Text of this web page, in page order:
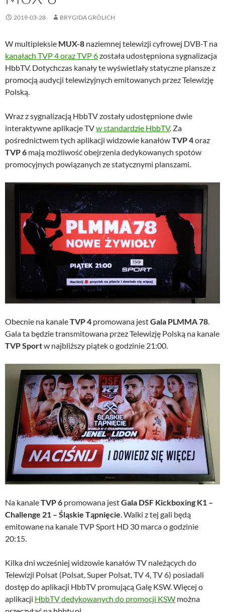
2019-03-28 BRYGIDA GRÖLICH
W multipleksie MUX-8 naziemnej telewizji cyfrowej DVB-T na
kanałach TVP 4 oraz TVP 6została udostępniona sygnalizacja
HbbTV. Dotychczas kanały te wyświetlały statyczne plansze z
promocją audycji telewizyjnych emitowanych przez Telewizję
Polską.
Wraz z sygnalizacją HbbTV zostały udostępnione dwie
interaktywne aplikacje TVw standardzie HbbTV. Za
pośrednictwem tych aplikacji widzowie kanałówTVP 4oraz
TVP 6 mają możliwość obejrzenia dedykowanych spotów
promocyjnych powiązanych ze statycznymi planszami.
Obecnie na kanaleTVP 4 promowana jestGala PLMMA 78
Gala ta będzie transmitowana przez Telewizję Polską na kanale
TVP Sportw najbliższy piątek o godzinie 21:00.
Na kanaleTVP 6 promowana jestGala DSF Kickboxing K1 –
Challenge 21 – Śląskie Tąpnięcie. Walki z tej gali będą
emitowane na kanale TVP Sport HD 30 marca o godzinie
20:15.
Kilka dni wcześniej widzowie kanałów TV należących do
Telewizji Polsat (Polsat, Super Polsat, TV 4, TV 6) posiadali
dostęp do aplikacji HbbTV promującą Galę KSW. Więcej o
aplikacji HbbTV dedykowanych do promocji KSW można